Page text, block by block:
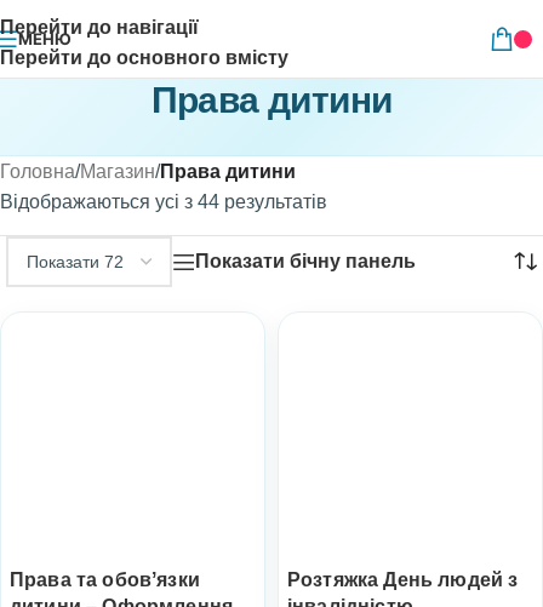
Перейти до навігації
Перейти до основного вмісту
МЕНЮ
Права дитини
Головна/Магазин/Права дитини
Відображаються усі з 44 результатів
Показати бічну панель
Права та обовʼязки
Розтяжка День людей з